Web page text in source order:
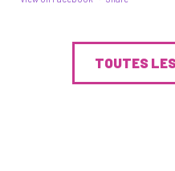
La Plateforme
Vivants en Occitanie
couverture.
2 years ago
TOUTES